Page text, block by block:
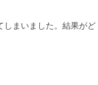
しまいました。結果がど